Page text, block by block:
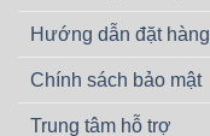
Hướng dẫn đặt hàng
Chính sách bảo mật
Trung tâm hỗ trợ